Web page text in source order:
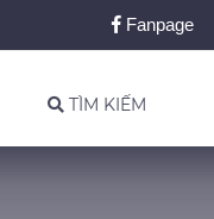
Fanpage
TÌM KIẾM